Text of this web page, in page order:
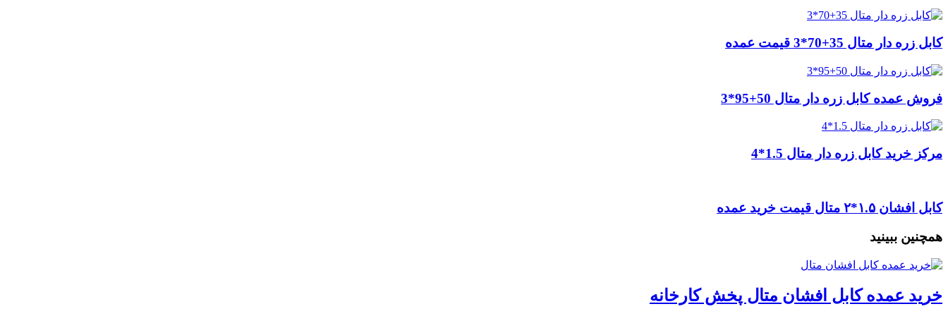
کابل زره دار متال 35+70*3 قیمت عمده
فروش عمده کابل زره دار متال 50+95*3
مرکز خرید کابل زره دار متال 1.5*4
کابل افشان ۱.۵*۲ متال قیمت خرید عمده
همچنین ببینید
خرید عمده کابل افشان متال پخش کارخانه